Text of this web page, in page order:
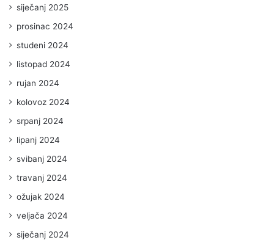
siječanj 2025
prosinac 2024
studeni 2024
listopad 2024
rujan 2024
kolovoz 2024
srpanj 2024
lipanj 2024
svibanj 2024
travanj 2024
ožujak 2024
veljača 2024
siječanj 2024